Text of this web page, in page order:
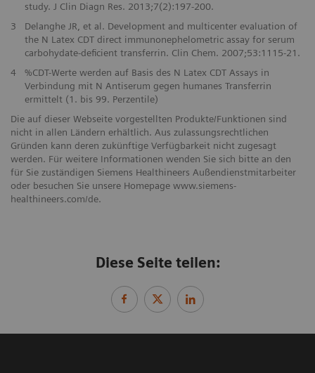
study. J Clin Diagn Res. 2013;7(2):197-200.
3
Delanghe JR, et al. Development and multicenter evaluation of
the N Latex CDT direct immunonephelometric assay for serum
carbohydate-deficient transferrin. Clin Chem. 2007;53:1115-21.
4
%CDT-Werte werden auf Basis des N Latex CDT Assays in
Verbindung mit N Antiserum gegen humanes Transferrin
ermittelt (1. bis 99. Perzentile)
Die auf dieser Webseite vorgestellten Produkte/Funktionen sind
nicht in allen Ländern erhältlich. Aus zulassungsrechtlichen
Gründen kann deren zukünftige Verfügbarkeit nicht zugesagt
werden. Für weitere Informationen wenden Sie sich bitte an den
für Sie zuständigen Siemens Healthineers Außendienstmitarbeiter
oder besuchen Sie unsere Homepage www.siemens-
healthineers.com/de.
Diese Seite teilen: